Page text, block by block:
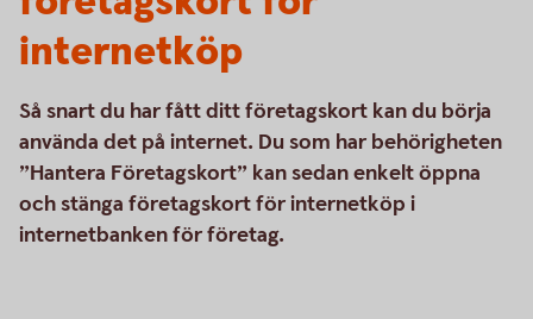
internetköp
Så snart du har fått ditt företagskort kan du börja
använda det på internet. Du som har behörigheten
”Hantera Företagskort” kan sedan enkelt öppna
och stänga företagskort för internetköp i
internetbanken för företag.